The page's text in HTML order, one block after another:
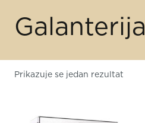
Galanterija
Prikazuje se jedan rezultat